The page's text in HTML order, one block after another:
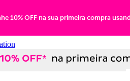
10% OFF na sua primeira compra